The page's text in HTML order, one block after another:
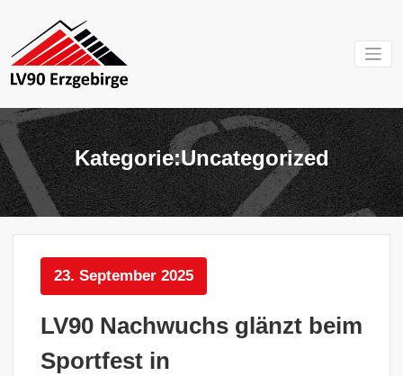
springen
e.V.
Mein Verein im
Kategorie:Uncategorized
23. September 2025
LV90 Nachwuchs glänzt beim
Sportfest in